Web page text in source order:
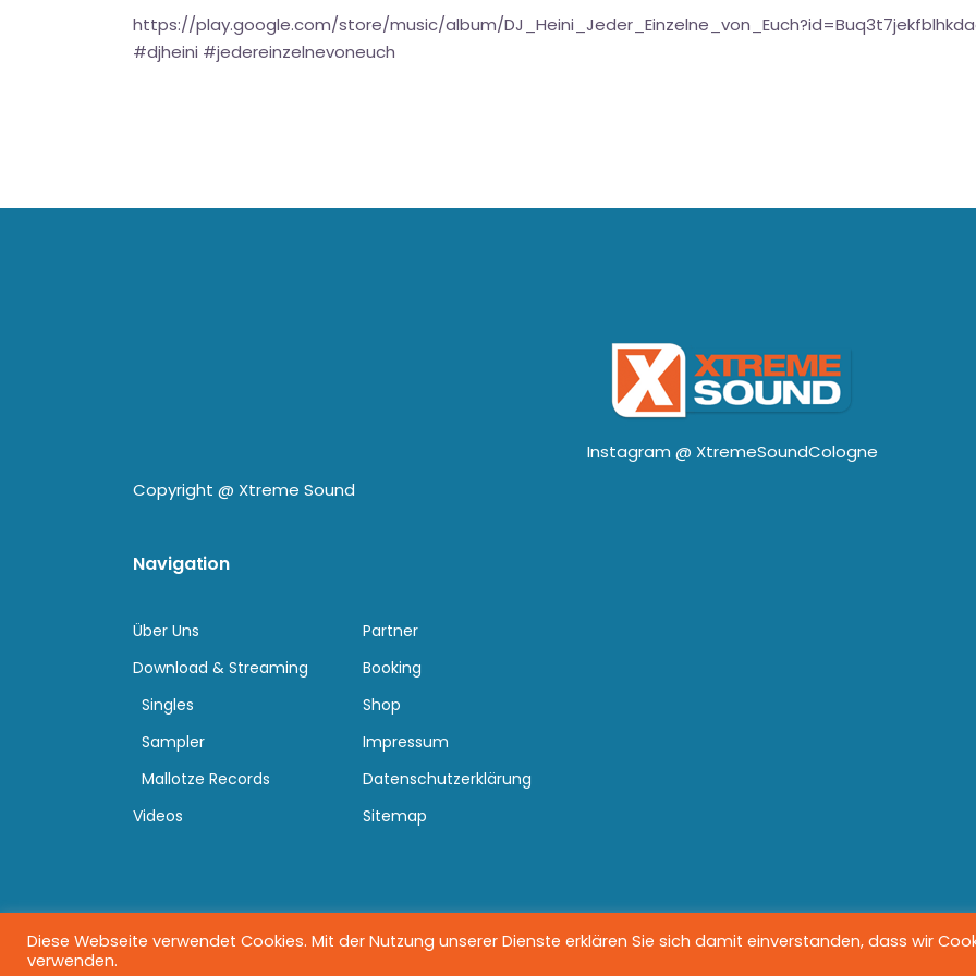
https://play.google.com/store/music/album/
#djheini #jedereinzelnevoneuch
Instagram @ XtremeSoundCologne
Copyright @ Xtreme Sound
Navigation
Über Uns
Download & Streaming
Singles
Sampler
Mallotze Records
Videos
Partner
Booking
Shop
Impressum
Datenschutzerklärung
Sitemap
Diese Webseite verwendet Cookies. Mit der Nutzung unserer Dienste erklären Sie sich damit einverstanden, dass wir
verwenden.